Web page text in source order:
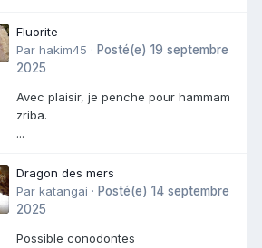
Fluorite
Par hakim45 · Posté(e) 19 septembre
2025
Avec plaisir, je penche pour hammam
zriba.
...
Dragon des mers
Par katangai · Posté(e) 14 septembre
2025
Possible conodontes